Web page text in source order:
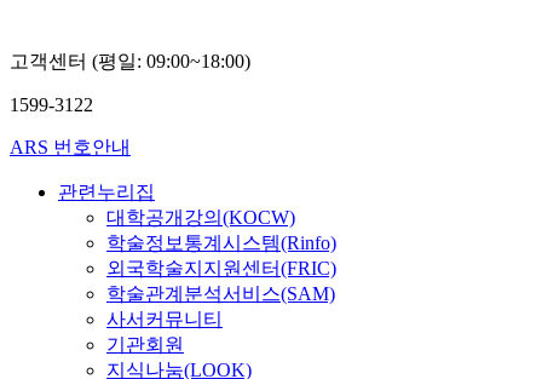
경
고객센터 (평일: 09:00~18:00)
1599-3122
ARS 번호안내
관련누리집
대학공개강의(KOCW)
학술정보통계시스템(Rinfo)
외국학술지지원센터(FRIC)
학술관계분석서비스(SAM)
사서커뮤니티
기관회원
지식나눔(LOOK)